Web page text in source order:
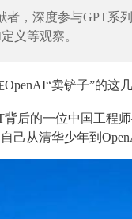
者，深度参与GPT系
义等观察。
卖铲子”的这几
背后的一位中国工
己从清华少年到